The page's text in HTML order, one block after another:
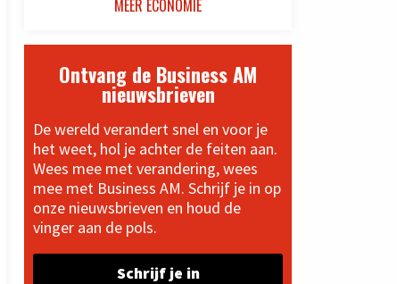
MEER ECONOMIE
Ontvang de Business AM
nieuwsbrieven
De wereld verandert snel en voor je
het weet, hol je achter de feiten aan.
Wees mee met verandering, wees
mee met Business AM. Schrijf je in op
onze nieuwsbrieven en houd de
vinger aan de pols.
Schrijf je in